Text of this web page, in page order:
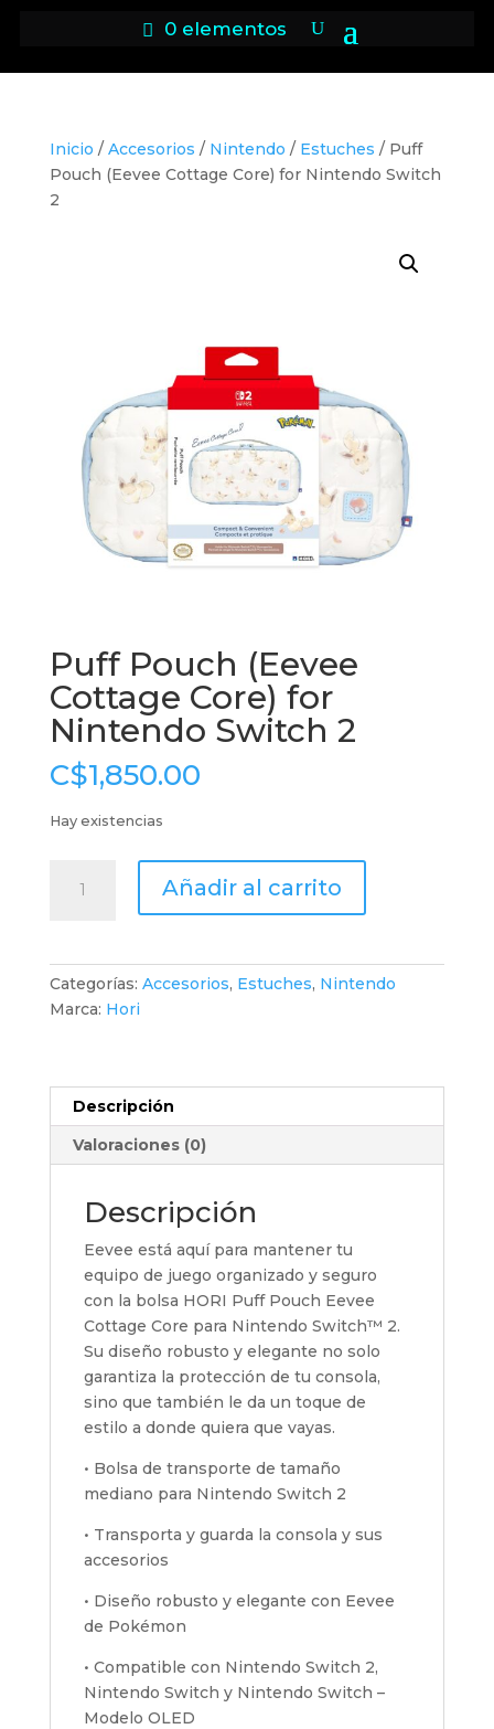
0 elementos
Inicio / Accesorios / Nintendo / Estuches / Puff
Pouch (Eevee Cottage Core) for Nintendo Switch
2
Puff Pouch (Eevee
Cottage Core) for
Nintendo Switch 2
C$1,850.00
Hay existencias
Pouch
cantidad
Añadir al carrito
Categorías: Accesorios, Estuches, Nintendo
Marca: Hori
Descripción
Valoraciones (0)
Descripción
Eevee está aquí para mantener tu
equipo de juego organizado y seguro
con la bolsa HORI Puff Pouch Eevee
Cottage Core para Nintendo Switch™ 2.
Su diseño robusto y elegante no solo
garantiza la protección de tu consola,
sino que también le da un toque de
estilo a donde quiera que vayas.
• Bolsa de transporte de tamaño
mediano para Nintendo Switch 2
• Transporta y guarda la consola y sus
accesorios
• Diseño robusto y elegante con Eevee
de Pokémon
• Compatible con Nintendo Switch 2,
Nintendo Switch y Nintendo Switch –
Modelo OLED